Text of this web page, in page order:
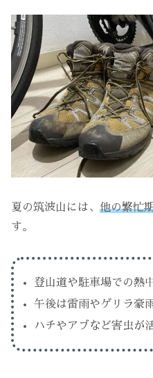
夏の筑波山には、 他の繁忙
す。
登山道や駐車場での熱
午後は雷雨やゲリラ豪
ハチやアブなど害虫が